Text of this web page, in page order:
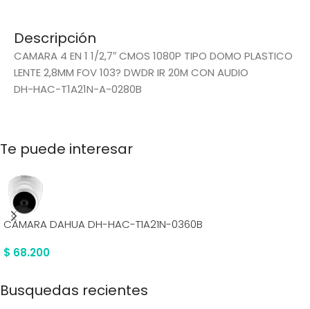
Descripción
CAMARA 4 EN 1 1/2,7″ CMOS 1080P TIPO DOMO PLASTICO
LENTE 2,8MM FOV 103? DWDR IR 20M CON AUDIO
DH-HAC-T1A21N-A-0280B
Te puede interesar
CAMARA DAHUA DH-HAC-T1A21N-0360B
$ 68.200
Busquedas recientes